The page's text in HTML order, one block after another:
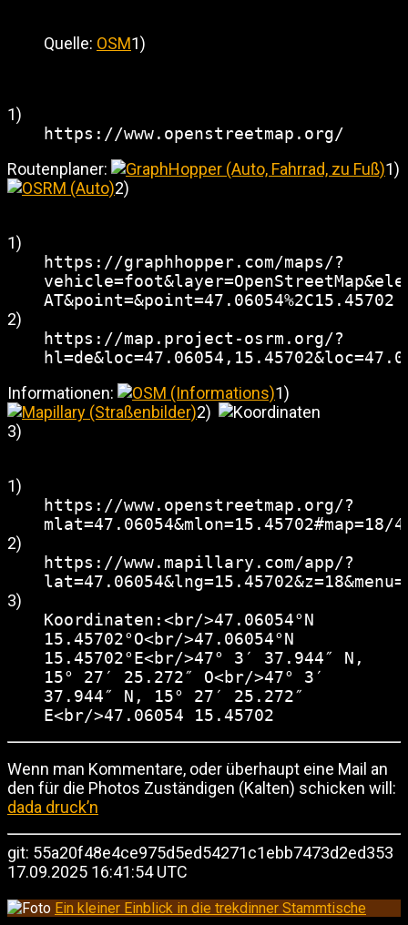
Quelle: OSM1)
1)
https://www.openstreetmap.org/
Routenplaner:
1)
2)
1)
https://graphhopper.com/maps/?
AT&point=&point=47.06054%2C15.45702
2)
https://map.project-osrm.org/?
Informationen:
1)
2)
3)
1)
https://www.openstreetmap.org/?
mlat=47.06054&mlon=15.45702#map=18/
2)
https://www.mapillary.com/app/?
3)
Koordinaten:<br/>47.06054°N
15.45702°O<br/>47.06054°N
15.45702°E<br/>47° 3′ 37.944″ N,
15° 27′ 25.272″ O<br/>47° 3′
37.944″ N, 15° 27′ 25.272″
E<br/>47.06054 15.45702
Wenn man Kommentare, oder überhaupt eine Mail an
den für die Photos Zuständigen (Kalten) schicken will:
dada druck’n
git: 55a20f48e4ce975d5ed54271c1ebb7473d2ed353
17.09.2025 16:41:54 UTC
Ein kleiner Einblick in die trekdinner Stammtische